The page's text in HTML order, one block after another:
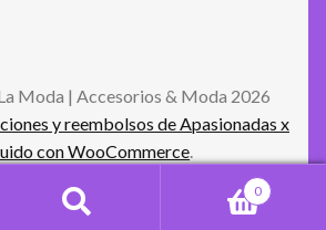
Moda | Accesorios & Moda 2026
y reembolsos de Apasionadas x
con WooCommerce
0